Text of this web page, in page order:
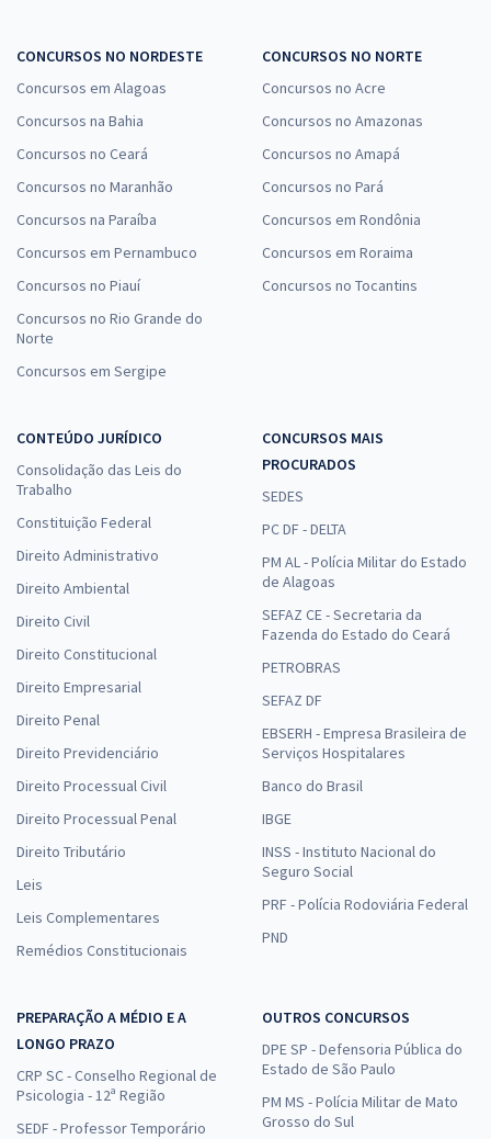
CONCURSOS NO NORDESTE
Concursos em Alagoas
Concursos na Bahia
Concursos no Ceará
Concursos no Maranhão
Concursos na Paraíba
Concursos em Pernambuco
Concursos no Piauí
Concursos no Rio Grande do
Norte
Concursos em Sergipe
CONCURSOS NO NORTE
Concursos no Acre
Concursos no Amazonas
Concursos no Amapá
Concursos no Pará
Concursos em Rondônia
Concursos em Roraima
Concursos no Tocantins
CONTEÚDO JURÍDICO
Consolidação das Leis do
Trabalho
Constituição Federal
Direito Administrativo
Direito Ambiental
Direito Civil
Direito Constitucional
Direito Empresarial
Direito Penal
Direito Previdenciário
Direito Processual Civil
Direito Processual Penal
Direito Tributário
Leis
Leis Complementares
Remédios Constitucionais
CONCURSOS MAIS
PROCURADOS
SEDES
PC DF - DELTA
PM AL - Polícia Militar do Estado
de Alagoas
SEFAZ CE - Secretaria da
Fazenda do Estado do Ceará
PETROBRAS
SEFAZ DF
EBSERH - Empresa Brasileira de
Serviços Hospitalares
Banco do Brasil
IBGE
INSS - Instituto Nacional do
Seguro Social
PRF - Polícia Rodoviária Federal
PND
PREPARAÇÃO A MÉDIO E A
LONGO PRAZO
CRP SC - Conselho Regional de
Psicologia - 12ª Região
SEDF - Professor Temporário
OUTROS CONCURSOS
DPE SP - Defensoria Pública do
Estado de São Paulo
PM MS - Polícia Militar de Mato
Grosso do Sul